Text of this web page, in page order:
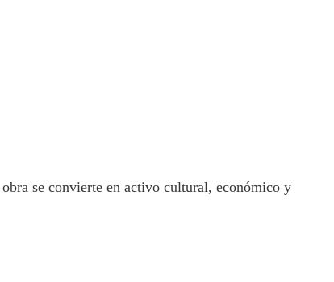
se convierte en activo cultural, económico y